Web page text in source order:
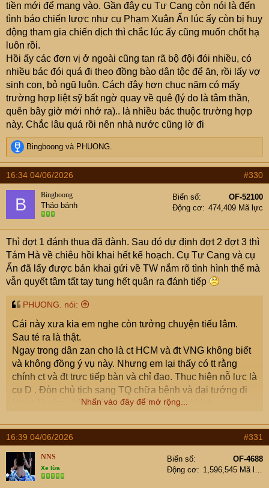
tiền mới để mang vào. Gần đây cụ Tư Cang còn nói là đến
tình báo chiến lược như cụ Phạm Xuân Ẩn lúc ấy còn bị huy
động tham gia chiến dịch thì chắc lúc ấy cũng muốn chốt hạ
luôn rồi.
Hồi ấy các đơn vị ở ngoài cũng tan rã bộ đội đói nhiều, có
nhiều bác đói quá đi theo đồng bào dân tộc để ăn, rồi lấy vợ
sinh con, bỏ ngũ luôn. Cách đây hơn chục năm có mấy
trường hợp liệt sỹ bất ngờ quay về quê (lý do là tâm thần,
quên bây giờ mới nhớ ra).. là nhiều bác thuộc trường hợp
này. Chắc lâu quá rồi nên nhà nước cũng lờ đi
R
e
a
c
t
n
s
:
Bingboong và PHUONG.
16:34 04/06/2026 #330
B Bingboong
Tháo bánh
Biển số
OF-52100
Động cơ
474,409 Mã lực
Thì đợt 1 đánh thua đã đành. Sau đó dự định đợt 2 đợt 3 thì
Tám Hà về chiêu hồi khai hết kế hoạch. Cụ Tư Cang và cụ
Ẩn đã lấy được bản khai gửi về TW nắm rõ tình hình thế mà
vẫn quyết tâm tất tay tung hết quân ra đánh tiếp
PHUONG. nói:
Cái này xưa kia em nghe còn tưởng chuyện tiếu lâm.
Sau té ra là thật.
Ngay trong dân zan cho là ct HCM và đt VNG không biết
và không đồng ý vụ này. Nhưng em lại thấy có tt rằng
chính ct và đt trực tiếp bàn và chỉ đạo. Thục hiện nỗ lực là
cụ D . Đòn chủ tịch sang TQ chữa bệnh và đại tướng đi
Hung là vừa chữa thật nhưng cũng là nghi binh.
Mỹ đặt đồng hồ báo thức bay ra hạm đội 7 trước giờ nổ
súng không lâu.
Nhưng dù sao đưa 80 000 quân ( thì phải ) bất ngờ đánh
vào hàng loạt tp và đầu não đối thủ cũng là 1 kỳ tài qs.
Nếu mà công tác này xảy ra ở quận em thì kiểu gì chỉ 3
Nhấn vào đây để mở rộng...
16:39 04/06/2026 #331
NNS
Xe lừa
Biển số
OF-4688
Động cơ
1,596,545 Mã lực